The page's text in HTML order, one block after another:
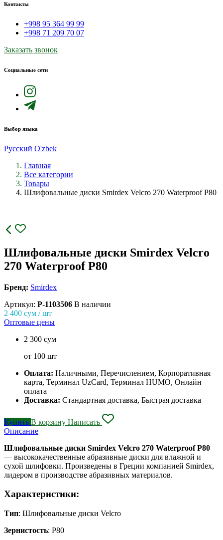
Контакты
+998 95 364 99 99
+998 71 209 70 07
Заказать звонок
Социальные сети
Выбор языка
Русский O'zbek
Главная
Все категории
Товары
Шлифовальные диски Smirdex Velcro 270 Waterproof P80
Шлифовальные диски Smirdex Velcro
270 Waterproof P80
Бренд: Smirdex
Артикул: P-1103506 В наличии
2 400 сум / шт
Оптовые цены
2 300 сум
от 100 шт
Оплата: Наличными, Перечислением, Корпоративная
карта, Терминал UzCard, Терминал HUMO, Онлайн
оплата
Доставка: Стандартная доставка, Быстрая доставка
Купить В корзину Написать
Описание
Шлифовальные диски Smirdex Velcro 270 Waterproof P80
— высококачественные абразивные диски для влажной и
сухой шлифовки. Произведены в Греции компанией Smirdex,
лидером в производстве абразивных материалов.
Характеристики:
Тип: Шлифовальные диски Velcro
Зернистость: P80